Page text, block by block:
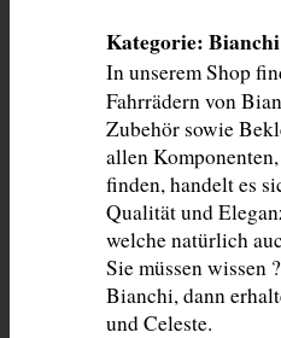
Kategorie:
In unserem Shop
Fahrrädern von
Zubehör sowie
allen
finden, handelt es
Qualität und
welche natürlich
Sie müssen wissen
Bianchi, dann
und Celeste.